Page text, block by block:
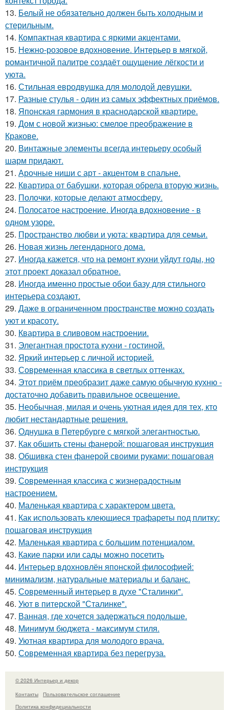
13. Белый не обязательно должен быть холодным и
стерильным.
14. Компактная квартира с яркими акцентами.
15. Нежно-розовое вдохновение. Интерьер в мягкой,
романтичной палитре создаёт ощущение лёгкости и
уюта.
16. Стильная евродвушка для молодой девушки.
17. Разные стулья - один из самых эффектных приёмов.
18. Японская гармония в краснодарской квартире.
19. Дом с новой жизнью: смелое преображение в
Кракове.
20. Винтажные элементы всегда интерьеру особый
шарм придают.
21. Арочные ниши с арт - акцентом в спальне.
22. Квартира от бабушки, которая обрела вторую жизнь.
23. Полочки, которые делают атмосферу.
24. Полосатое настроение. Иногда вдохновение - в
одном узоре.
25. Пространство любви и уюта: квартира для семьи.
26. Новая жизнь легендарного дома.
27. Иногда кажется, что на ремонт кухни уйдут годы, но
этот проект доказал обратное.
28. Иногда именно простые обои базу для стильного
интерьера создают.
29. Даже в ограниченном пространстве можно создать
уют и красоту.
30. Квартира в сливовом настроении.
31. Элегантная простота кухни - гостиной.
32. Яркий интерьер с личной историей.
33. Современная классика в светлых оттенках.
34. Этот приём преобразит даже самую обычную кухню -
достаточно добавить правильное освещение.
35. Необычная, милая и очень уютная идея для тех, кто
любит нестандартные решения.
36. Однушка в Петербурге с мягкой элегантностью.
37. Как обшить стены фанерой: пошаговая инструкция
38. Обшивка стен фанерой своими руками: пошаговая
инструкция
39. Современная классика с жизнерадостным
настроением.
40. Маленькая квартира с характером цвета.
41. Как использовать клеющиеся трафареты под плитку:
пошаговая инструкция
42. Маленькая квартира с большим потенциалом.
43. Какие парки или сады можно посетить
44. Интерьер вдохновлён японской философией:
минимализм, натуральные материалы и баланс.
45. Современный интерьер в духе "Сталинки".
46. Уют в питерской "Сталинке".
47. Ванная, где хочется задержаться подольше.
48. Минимум бюджета - максимум стиля.
49. Уютная квартира для молодого врача.
50. Современная квартира без перегруза.
© 2026 Интерьер и декор
Контакты
Пользовательское соглашение
Политика конфидециальности